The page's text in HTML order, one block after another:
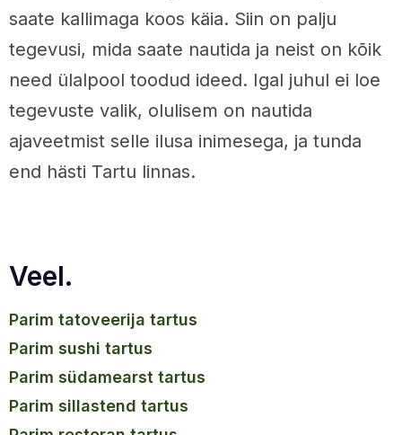
saate kallimaga koos käia. Siin on palju
tegevusi, mida saate nautida ja neist on kõik
need ülalpool toodud ideed. Igal juhul ei loe
tegevuste valik, olulisem on nautida
ajaveetmist selle ilusa inimesega, ja tunda
end hästi Tartu linnas.
Veel.
parim tatoveerija tartus
parim sushi tartus
parim südamearst tartus
parim sillastend tartus